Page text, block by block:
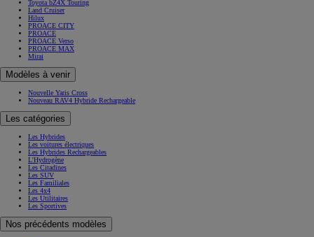
Toyota bZ4X Touring
Land Cruiser
Hilux
PROACE CITY
PROACE
PROACE Verso
PROACE MAX
Mirai
Modèles à venir
Nouvelle Yaris Cross
Nouveau RAV4 Hybride Rechargeable
Les catégories
Les Hybrides
Les voitures électriques
Les Hybrides Rechargeables
L'Hydrogène
Les Citadines
Les SUV
Les Familiales
Les 4x4
Les Utilitaires
Les Sportives
Nos précédents modèles